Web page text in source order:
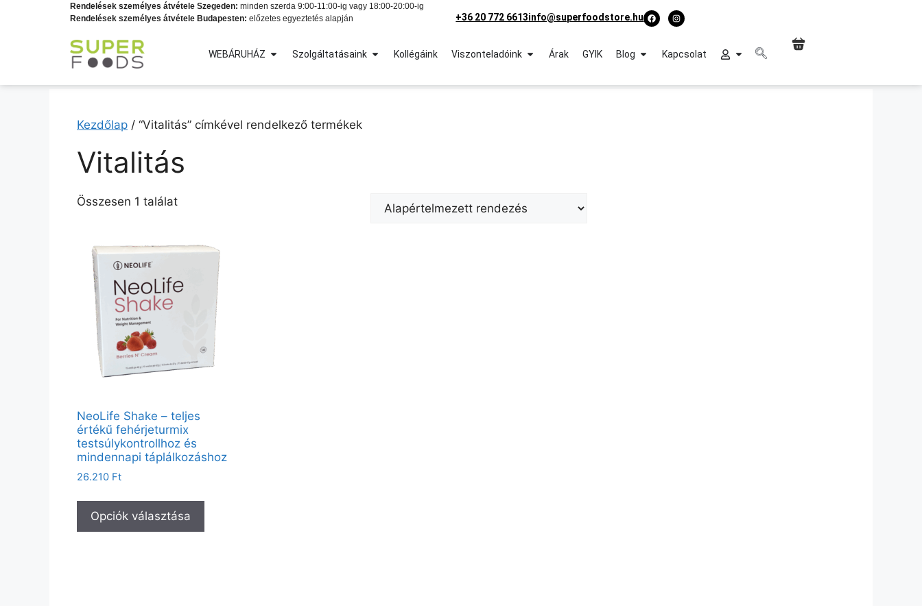
Rendelések személyes átvétele Szegeden: minden szerda 9:00-11:00-ig vagy 18:00-20:00-ig
Rendelések személyes átvétele Budapesten: előzetes egyeztetés alapján +36 20 772 6613info@superfoodstore.hu
WEBÁRUHÁZ Szolgáltatásaink Kollégáink Viszonteladóink Árak GYIK Blog Kapcsolat
Kezdőlap / “Vitalitás” címkével rendelkező termékek
Vitalitás
Összesen 1 találat
NeoLife Shake – teljes
értékű fehérjeturmix
testsúlykontrollhoz és
mindennapi táplálkozáshoz
26.210 Ft
Opciók választása